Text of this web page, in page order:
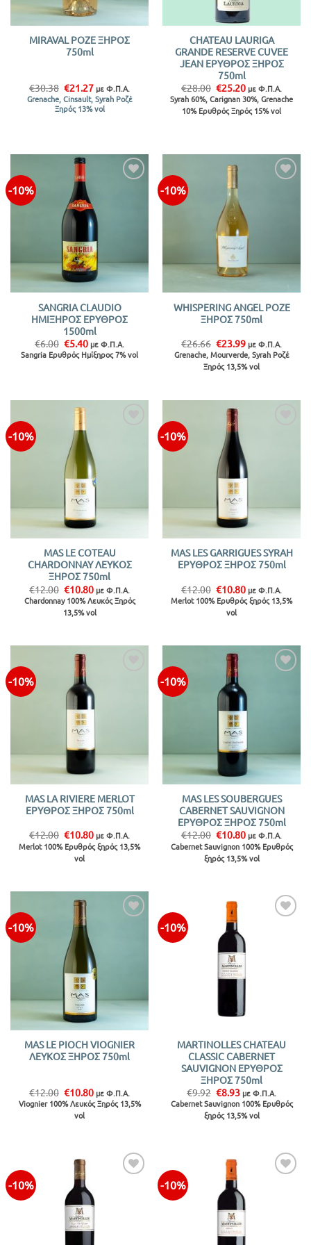
MIRAVAL ΡΟΖΕ ΞΗΡΟΣ
750ml
€30.38 Original
price
was:
€30.38.
€21.27Η
τρέχουσα
τιμή
είναι:
με Φ.Π.Α.
Grenache, Cinsault, Syrah Ροζέ
Ξηρός 13% vol
CHATEAU LAURIGA
GRANDE RESERVE CUVEE
JEAN ΕΡΥΘΡΟΣ ΞΗΡΟΣ
750ml
€28.00 Original
price
was:
€28.00.
€25.20Η
τρέχουσα
τιμή
είναι:
με Φ.Π.Α.
Syrah 60%, Carignan 30%, Grenache
10% Ερυθρός Ξηρός 15% vol
-10%
SANGRIA CLAUDIO
ΗΜΙΞΗΡΟΣ ΕΡΥΘΡΟΣ
1500ml
€6.00 Original
price
was:
€5.40Η
τρέχουσα
τιμή
με Φ.Π.Α.
Sangria Ερυθρός Ημίξηρος 7% vol
-10%
WHISPERING ANGEL ΡΟΖΕ
ΞΗΡΟΣ 750ml
€26.66 Original
price
was:
€26.66.
€23.99Η
τρέχουσα
τιμή
είναι:
με Φ.Π.Α.
Grenache, Mourverde, Syrah Ροζέ
Ξηρός 13,5% vol
-10%
MAS LE COTEAU
CHARDONNAY ΛΕΥΚΟΣ
ΞΗΡΟΣ 750ml
€12.00 Original
price
was:
€12.00.
€10.80Η
τρέχουσα
τιμή
είναι:
με Φ.Π.Α.
Chardonnay 100% Λευκός Ξηρός
13,5% vol
-10%
MAS LES GARRIGUES SYRAH
ΕΡΥΘΡΟΣ ΞΗΡΟΣ 750ml
€12.00 Original
price
was:
€12.00.
€10.80Η
τρέχουσα
τιμή
με Φ.Π.Α.
Merlot 100% Ερυθρός ξηρός 13,5%
vol
-10%
MAS LA RIVIERE MERLOT
ΕΡΥΘΡΟΣ ΞΗΡΟΣ 750ml
€12.00 Original
price
was:
€12.00.
€10.80Η
τρέχουσα
τιμή
με Φ.Π.Α.
Merlot 100% Ερυθρός ξηρός 13,5%
vol
-10%
MAS LES SOUBERGUES
CABERNET SAUVIGNON
ΕΡΥΘΡΟΣ ΞΗΡΟΣ 750ml
€12.00 Original
price
was:
€12.00.
€10.80Η
τρέχουσα
τιμή
είναι:
με Φ.Π.Α.
Cabernet Sauvignon 100% Ερυθρός
ξηρός 13,5% vol
-10%
MAS LE PIOCH VIOGNIER
ΛΕΥΚΟΣ ΞΗΡΟΣ 750ml
€12.00 Original
price
was:
€12.00.
€10.80Η
τρέχουσα
τιμή
με Φ.Π.Α.
Viognier 100% Λευκός Ξηρός 13,5%
vol
-10%
MARTINOLLES CHATEAU
CLASSIC CABERNET
SAUVIGNON ΕΡΥΘΡΟΣ
ΞΗΡΟΣ 750ml
€9.92 Original
price
was:
€9.92.
€8.93Η
τρέχουσα
τιμή
είναι:
με Φ.Π.Α.
Cabernet Sauvignon 100% Ερυθρός
ξηρός 13,5% vol
-10% -10%